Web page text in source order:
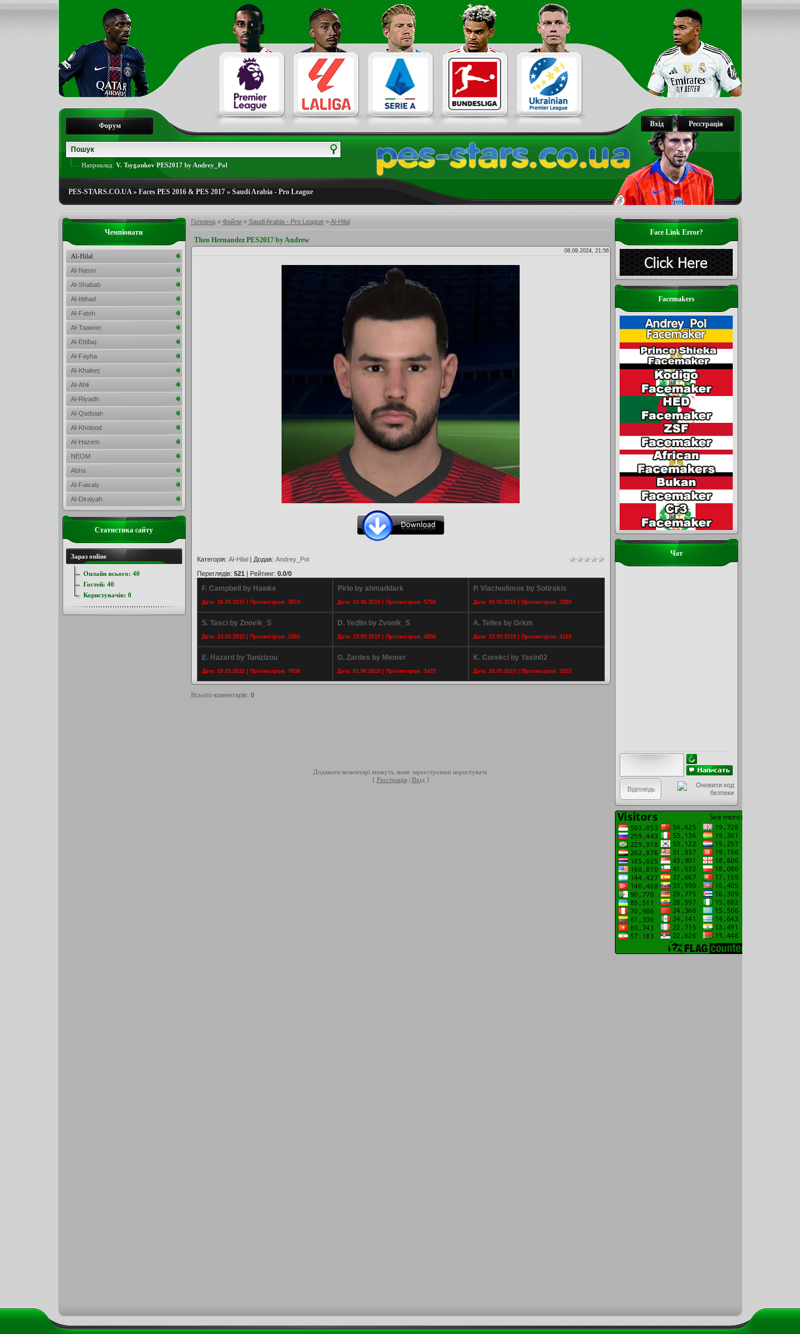
Реєстрація
Вхід
Форум
Наприклад: V. Tsygankov PES2017 by Andrey_Pol
PES-STARS.CO.UA» Faces PES 2016 & PES 2017» Saudi Arabia - Pro League
Головна» Файли» Saudi Arabia - Pro League»Al-Hilal
Theo Hernandez PES2017 by Andrew
08.09.2024, 21:56
Категорія: Al-Hilal| Додав: Andrey_Pol
Переглядів: 521 | Рейтинг: 0.0/0
F. Campbell by Hawke
Дата: 16.05.2015 | Просмотров: 3874
Pirlo by ahmaddark
Дата: 02.06.2015 | Просмотров: 5759
P. Vlachodimos by Sotirakis
Дата: 09.05.2015 | Просмотров: 3285
S. Tasci by Znovik_S
Дата: 24.05.2015 | Просмотров: 3260
D. Yedlin by Zvonik_S
Дата: 19.05.2015 | Просмотров: 4856
A. Telles by Grkm
Дата: 23.05.2015 | Просмотров: 4163
E. Hazard by Tunizizou
Дата: 10.05.2015 | Просмотров: 7038
G. Zardes by Memer
Дата: 01.06.2015 | Просмотров: 3470
K. Corekci by Yasin02
Дата: 20.05.2015 | Просмотров: 2352
Всього коментарів: 0
Додавати коментарі можуть лише зареєстровані користувачі.
[ Реєстрація| Вхід ]
Face Link Error?
Facemakers
Чат
Чемпіонати
Al-Hilal
Al-Nassr
Al-Shabab
Al-Ittihad
Al-Fateh
Al-Taawon
Al-Ettifaq
Al-Fayha
Al-Khaleej
Al-Ahli
Al-Riyadh
Al-Qadsiah
Al-Kholood
Al-Hazem
NEOM
Abha
Al-Faisaly
Al-Diraiyah
Статистика сайту
Зараз online
Онлайн всього: 40
Гостей: 40
Користувачів: 0